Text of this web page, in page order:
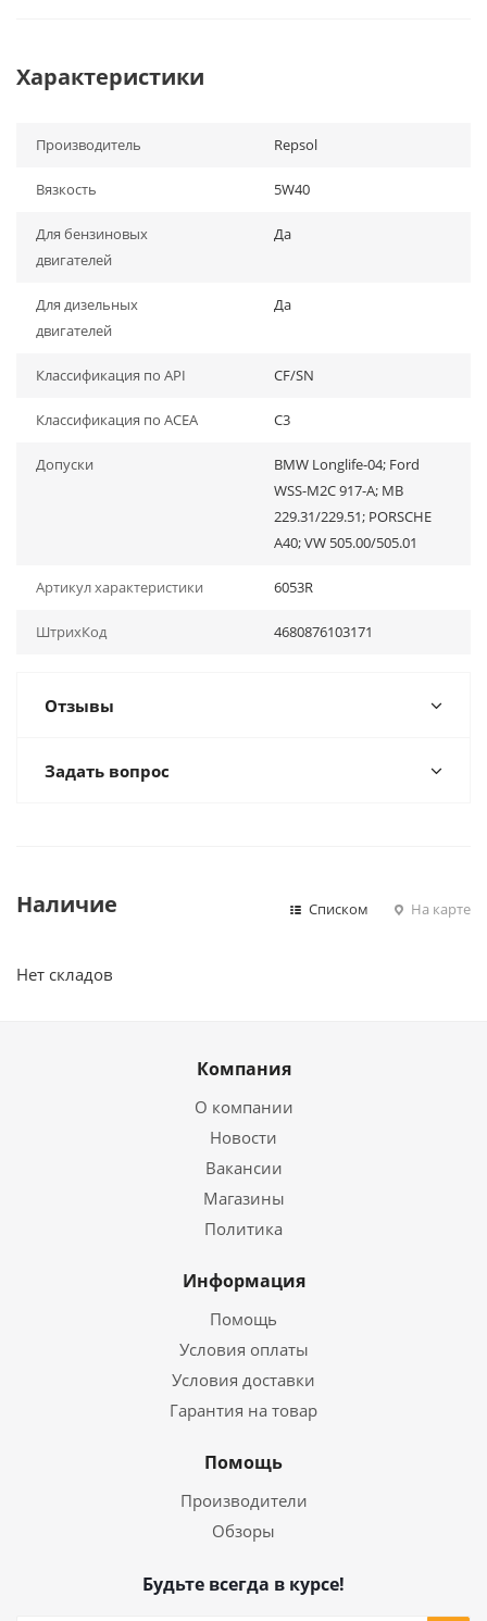
Характеристики
Производитель Repsol
Вязкость 5W40
Для бензиновых
двигателей
Да
Для дизельных
двигателей
Да
Классификация по API CF/SN
Классификация по ACEA C3
Допуски
BMW Longlife-04; Ford
WSS-M2C 917-A; MB
229.31/229.51; PORSCHE
A40; VW 505.00/505.01
Артикул характеристики 6053R
ШтрихКод 4680876103171
Отзывы
Задать вопрос
Наличие Списком На карте
Нет складов
Компания
О компании
Новости
Вакансии
Магазины
Политика
Информация
Помощь
Условия оплаты
Условия доставки
Гарантия на товар
Помощь
Производители
Обзоры
Будьте всегда в курсе!